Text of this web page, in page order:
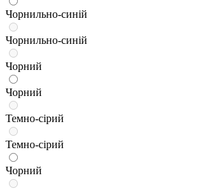
Чорнильно-синій
Чорнильно-синій
Чорний
Чорний
Темно-сірий
Темно-сірий
Чорний